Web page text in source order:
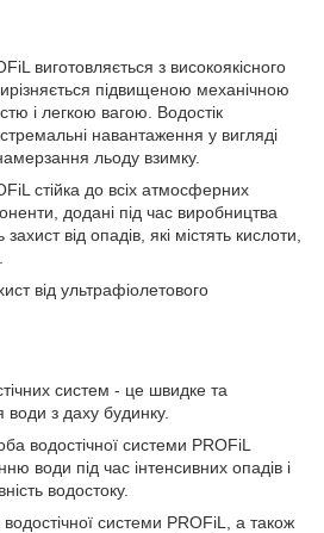
виготовляється з високоякісного
підвищеною механічною
і легкою вагою. Водостік
навантаження у вигляді
льоду взимку.
стійка до всіх атмосферних
додані під час виробництва
від опадів, які містять кислоти,
від ультрафіолетового
систем - це швидке та
води з даху будинку.
водостічної системи PROFiL
води під час інтенсивних опадів і
водостоку.
системи PROFiL, а також